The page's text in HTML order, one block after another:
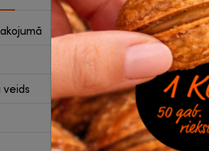
24 gab.
96 g
veids Tēja maisiņos
Dammann